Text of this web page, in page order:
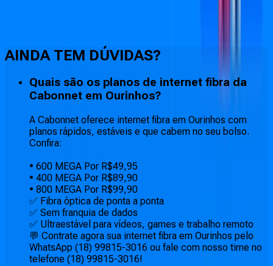
AINDA TEM DÚVIDAS?
Quais são os planos de internet fibra da
Cabonnet em Ourinhos?
A Cabonnet oferece internet fibra em Ourinhos com
planos rápidos, estáveis e que cabem no seu bolso.
Confira:
• 600 MEGA Por R$49,95
• 400 MEGA Por R$89,90
• 800 MEGA Por R$99,90
✅ Fibra óptica de ponta a ponta
✅ Sem franquia de dados
✅ Ultraestável para vídeos, games e trabalho remoto
💬 Contrate agora sua internet fibra em Ourinhos pelo
WhatsApp (18) 99815-3016 ou fale com nosso time no
telefone (18) 99815-3016!